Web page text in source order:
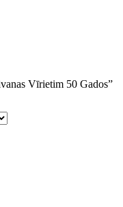
Vīrietim 50 Gados”